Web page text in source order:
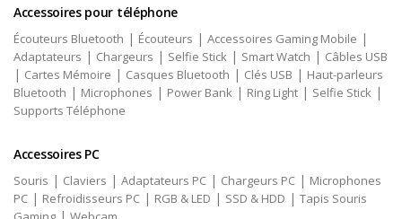
Accessoires pour téléphone
Écouteurs Bluetooth | Écouteurs | Accessoires Gaming Mobile |
Adaptateurs | Chargeurs | Selfie Stick | Smart Watch | Câbles USB
| Cartes Mémoire | Casques Bluetooth | Clés USB | Haut-parleurs
Bluetooth | Microphones | Power Bank | Ring Light | Selfie Stick |
Supports Téléphone
Accessoires PC
Souris | Claviers | Adaptateurs PC | Chargeurs PC | Microphones
PC | Refroidisseurs PC | RGB & LED | SSD & HDD | Tapis Souris